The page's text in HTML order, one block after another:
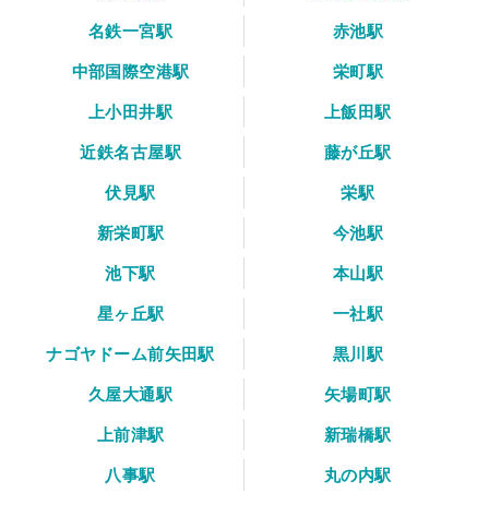
名鉄一宮駅
赤池駅
中部国際空港駅
栄町駅
上小田井駅
上飯田駅
近鉄名古屋駅
藤が丘駅
伏見駅
栄駅
新栄町駅
今池駅
池下駅
本山駅
星ヶ丘駅
一社駅
ナゴヤドーム前矢田駅
黒川駅
久屋大通駅
矢場町駅
上前津駅
新瑞橋駅
八事駅
丸の内駅